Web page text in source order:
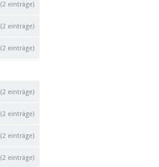
(2 einträge)
(2 einträge)
(2 einträge)
(2 einträge)
(2 einträge)
(2 einträge)
(2 einträge)